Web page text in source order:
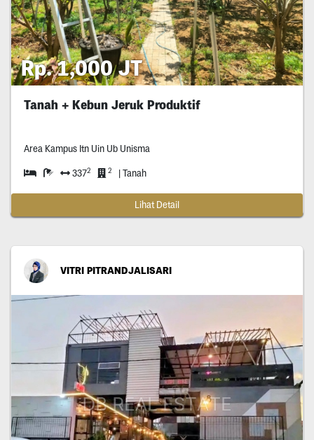
Rp. 1,000 JT
Tanah + Kebun Jeruk Produktif
Area Kampus Itn Uin Ub Unisma
3372 2 | Tanah
Lihat Detail
VITRI PITRANDJALISARI